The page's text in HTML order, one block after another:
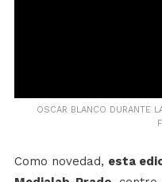
OSCAR BLANCO DURANTE
Como novedad, esta